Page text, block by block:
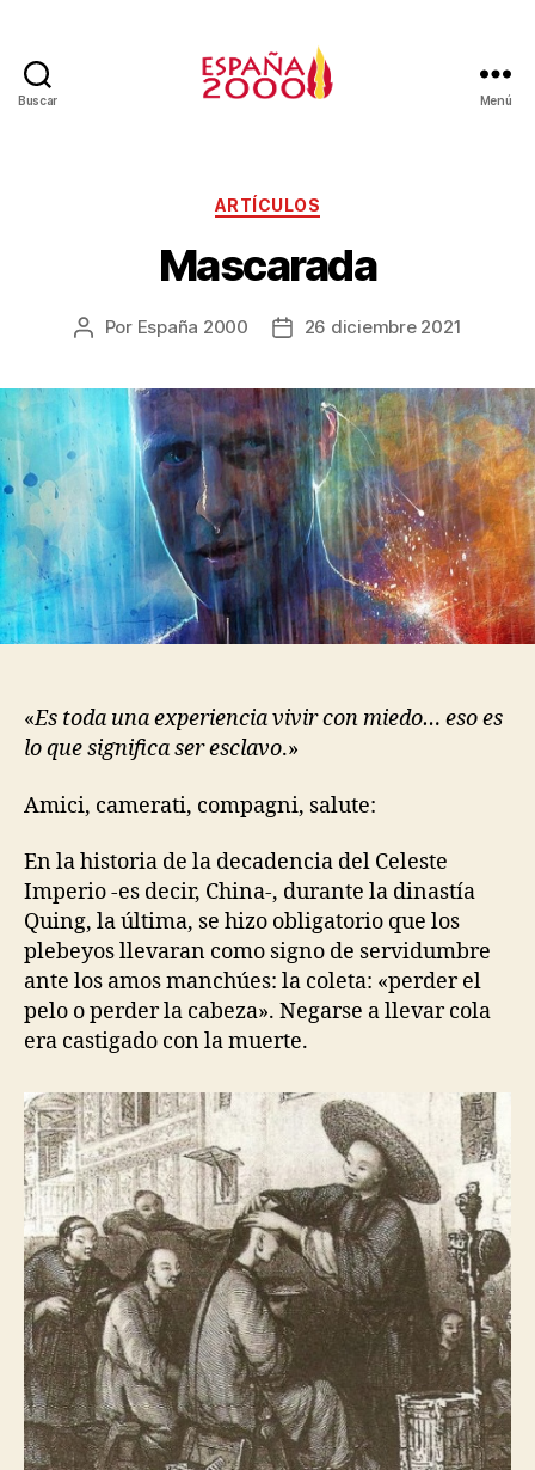
Buscar Menú
ARTÍCULOS
Mascarada
Por España 2000 26 diciembre 2021
«Es toda una experiencia vivir con miedo… eso es
lo que significa ser esclavo.»
Amici, camerati, compagni, salute:
En la historia de la decadencia del Celeste
Imperio -es decir, China-, durante la dinastía
Quing, la última, se hizo obligatorio que los
plebeyos llevaran como signo de servidumbre
ante los amos manchúes: la coleta: «perder el
pelo o perder la cabeza». Negarse a llevar cola
era castigado con la muerte.